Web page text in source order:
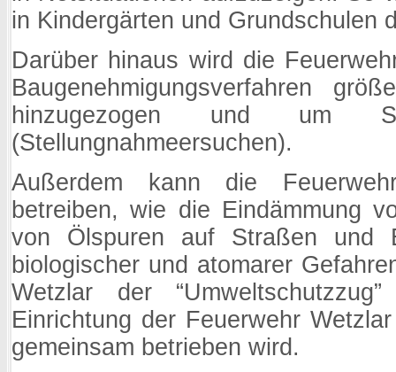
in Kindergärten und Grundschulen
Darüber hinaus wird die
Baugenehmigungsverfahren
hinzugezogen und um
(Stellungnahmeersuchen).
Außerdem kann die
betreiben, wie die Eindämmung
von Ölspuren auf Straßen und
biologischer und atomarer
Wetzlar der
Einrichtung der Feuerwehr
gemeinsam betrieben wird.